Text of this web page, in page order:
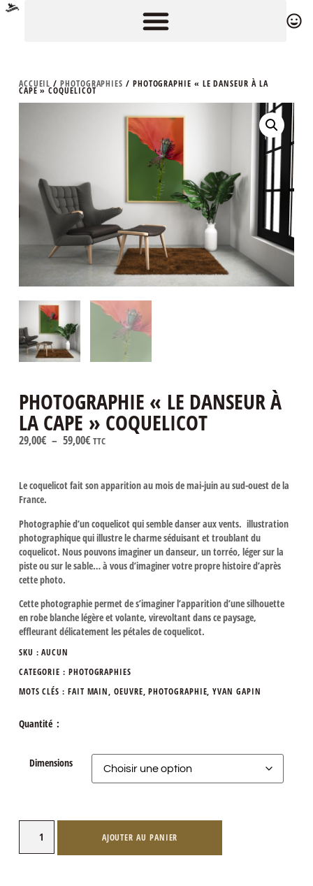
ACCUEIL /PHOTOGRAPHIES / PHOTOGRAPHIE « LE DANSEUR À LA
CAPE » COQUELICOT
PHOTOGRAPHIE « LE DANSEUR À
LA CAPE » COQUELICOT
29,00€ – 59,00€ TTC
Le coquelicot fait son apparition au mois de mai-juin au sud-ouest de la
France.
Photographie d’un coquelicot qui semble danser aux vents. illustration
photographique qui illustre le charme séduisant et troublant du
coquelicot. Nous pouvons imaginer un danseur, un torréo, léger sur la
piste ou sur le sable… à vous d’imaginer votre propre histoire d’après
cette photo.
Cette photographie permet de s’imaginer l’apparition d’une silhouette
en robe blanche légère et volante, virevoltant dans ce paysage,
effleurant délicatement les pétales de coquelicot.
SKU :AUCUN
CATEGORIE : PHOTOGRAPHIES
MOTS CLÉS : FAIT MAIN,OEUVRE,PHOTOGRAPHIE,YVAN GAPIN
Quantité :
Dimensions
AJOUTER AU PANIER